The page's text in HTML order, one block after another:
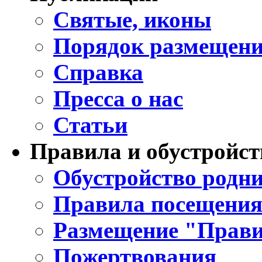
Святые, иконы
Порядок
Справка
Пресса о нас
Статьи
Правила и
Обустройство
Правила
Размещение
Пожертвования